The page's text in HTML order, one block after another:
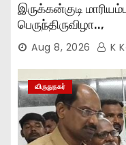
இருக்கன்குடி
பெருந்திருவிழா..,
Aug 8, 2026 K
விருதுநகர்